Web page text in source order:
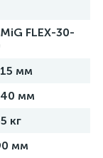
FLEX-30-
мм
мм
кг
мм